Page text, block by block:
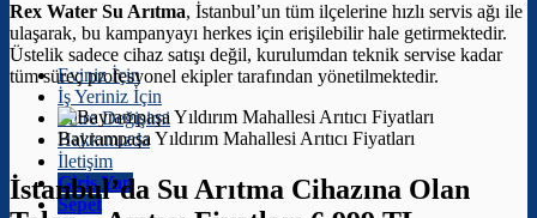
Eviniz İçin
İş Yeriniz İçin
Filtre Değişimi
Hakkımızda
İletişim
Giriş Yap
Sepet
Rex Water Su Arıtma, İstanbul’un tüm ilçelerine hızlı servis ağı ile
ulaşarak, bu kampanyayı herkes için erişilebilir hale getirmektedir.
Üstelik sadece cihaz satışı değil, kurulumdan teknik servise kadar
tüm süreç profesyonel ekipler tarafından yönetilmektedir.
Bayrampaşa Yıldırım Mahallesi Arıtıcı Fiyatları
İstanbul’da Su Arıtma Cihazına Olan